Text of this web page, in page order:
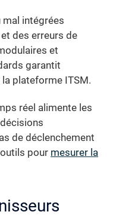
mal intégrées
des erreurs de
et
garantit
la plateforme ITSM.
réel alimente les
de déclenchement
pour mesurer la